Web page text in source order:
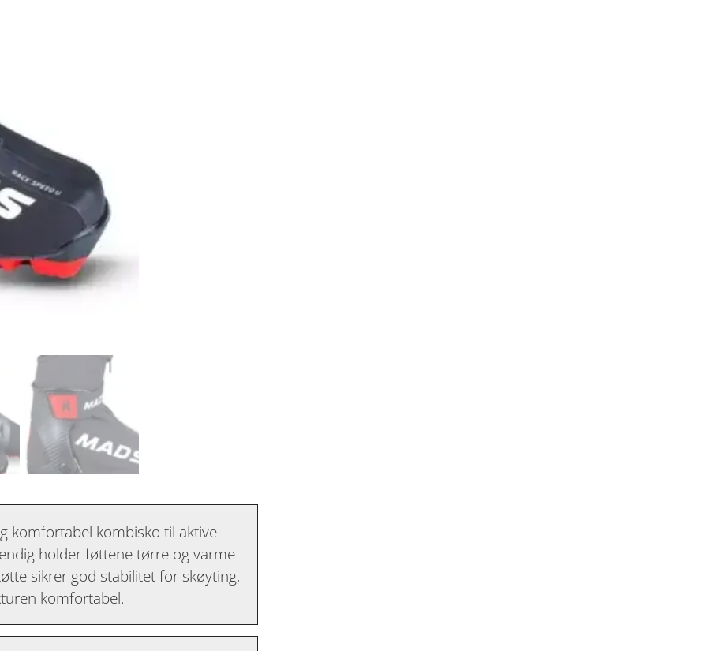
komfortabel kombisko til aktive
holder føttene tørre og varme
sikrer god stabilitet for skøyting,
komfortabel.